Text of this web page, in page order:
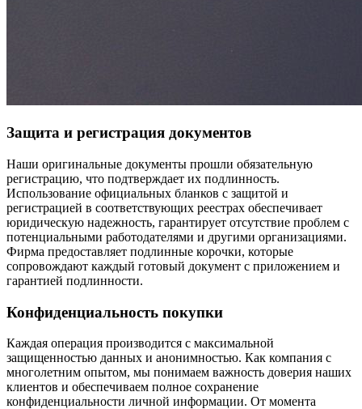
Защита и регистрация документов
Наши оригинальные документы прошли обязательную
регистрацию, что подтверждает их подлинность.
Использование официальных бланков с защитой и
регистрацией в соответствующих реестрах обеспечивает
юридическую надежность, гарантирует отсутствие проблем с
потенциальными работодателями и другими организациями.
Фирма предоставляет подлинные корочки, которые
сопровождают каждый готовый документ с приложением и
гарантией подлинности.
Конфиденциальность покупки
Каждая операция производится с максимальной
защищенностью данных и анонимностью. Как компания с
многолетним опытом, мы понимаем важность доверия наших
клиентов и обеспечиваем полное сохранение
конфиденциальности личной информации. От момента